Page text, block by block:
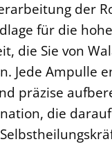
der
für die
die Sie von
Jede Ampulle
präzise
die